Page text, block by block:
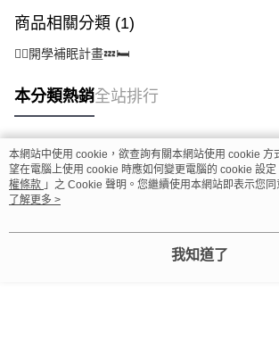
商品相關分類 (1)
🙆‍♀️開學補眠計畫💤🛏️
本分類熱銷全站排行
熱門標籤
本網站中使用 cookie，欲查詢有關本網站使用 cookie 方
望在電腦上使用 cookie 時應如何變更電腦的 cookie 設定
權條款 」之 Cookie 聲明。您繼續使用本網站即表示您
用條款之 Cookie 聲明使用 cookie。
了解更多 >
我知道了